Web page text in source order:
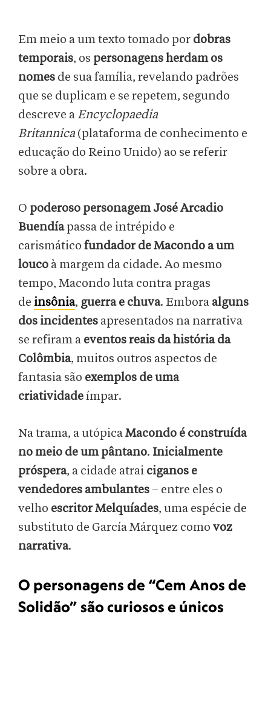
Em meio a um texto tomado por dobras
temporais, os personagens herdam os
nomes de sua família, revelando padrões
que se duplicam e se repetem, segundo
descreve aEncyclopaedia
Britannica (plataforma de conhecimento e
educação do Reino Unido) ao se referir
sobre a obra.
O poderoso personagem José Arcadio
Buendíapassa de intrépido e
carismático fundador de Macondo a um
louco à margem da cidade. Ao mesmo
tempo, Macondo luta contra pragas
de insônia, guerra e chuva. Embora alguns
dos incidentes apresentados na narrativa
se refiram a eventos reais da história da
Colômbia, muitos outros aspectos de
fantasia são exemplos de uma
criatividadeímpar.
Na trama, a utópicaMacondo é construída
no meio de um pântano. Inicialmente
próspera, a cidade atrai ciganos e
vendedores ambulantes – entre eles o
velho escritor Melquíades, uma espécie de
substituto de García Márquez como voz
narrativa.
O personagens de “Cem Anos de
Solidão” são curiosos e únicos